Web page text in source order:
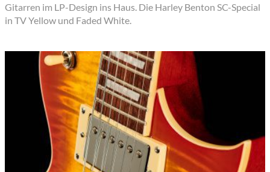
Gitarren im LP-Design ins Haus. Die Harley Benton SC-Special
in TV Yellow und Faded White.